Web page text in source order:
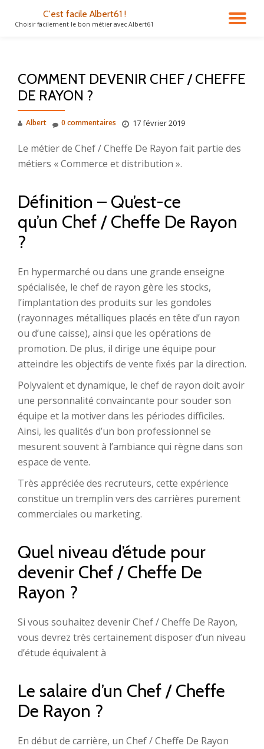
C'est facile Albert61 !
Choisir facilement le bon métier avec Albert61
COMMENT DEVENIR CHEF / CHEFFE
DE RAYON ?
Albert 17 février 2019
0 commentaires
Le métier de Chef / Cheffe De Rayon fait partie des
métiers « Commerce et distribution ».
Définition – Qu’est-ce
qu’un Chef / Cheffe De Rayon
?
En hypermarché ou dans une grande enseigne
spécialisée, le chef de rayon gère les stocks,
l’implantation des produits sur les gondoles
(rayonnages métalliques placés en tête d’un rayon
ou d’une caisse), ainsi que les opérations de
promotion. De plus, il dirige une équipe pour
atteindre les objectifs de vente fixés par la direction.
Polyvalent et dynamique, le chef de rayon doit avoir
une personnalité convaincante pour souder son
équipe et la motiver dans les périodes difficiles.
Ainsi, les qualités d’un bon professionnel se
mesurent souvent à l’ambiance qui règne dans son
espace de vente.
Très appréciée des recruteurs, cette expérience
constitue un tremplin vers des carrières purement
commerciales ou marketing.
Quel niveau d’étude pour
devenir Chef / Cheffe De
Rayon ?
Si vous souhaitez devenir Chef / Cheffe De Rayon,
vous devrez très certainement disposer d’un niveau
d’étude équivalent à
Le salaire d’un Chef / Cheffe
De Rayon ?
En début de carrière, un Chef / Cheffe De Rayon